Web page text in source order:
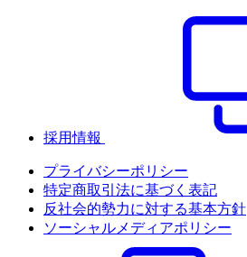
採用情報
プライバシーポリシー
特定商取引法に基づく表記
反社会的勢力に対する基本方針
ソーシャルメディアポリシー